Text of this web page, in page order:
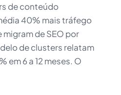
de conteúdo
40% mais tráfego
de SEO por
de clusters relatam
em 6 a 12 meses. O